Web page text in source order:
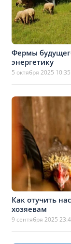
Фермы
энергетику
5 октября 2025 10:35
Как отучить
хозяевам
9 сентября 2025